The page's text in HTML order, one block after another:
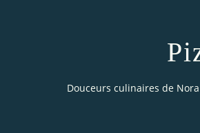
Douceurs culinaires de Nora